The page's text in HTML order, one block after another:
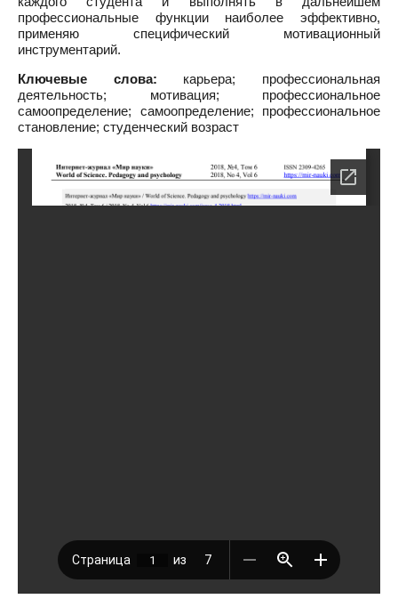
профессиональные функции наиболее эффективно,
применяю специфический мотивационный
инструментарий.
Ключевые слова: карьера; профессиональная
деятельность; мотивация; профессиональное
самоопределение; самоопределение; профессиональное
становление; студенческий возраст